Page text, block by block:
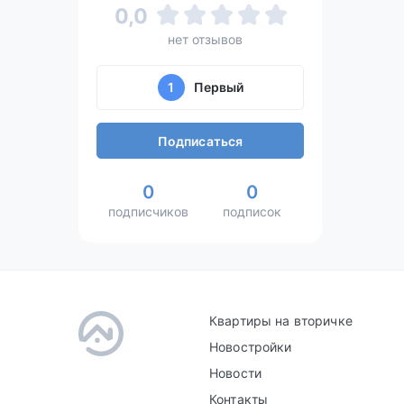
0,0
нет отзывов
1 Первый
Подписаться
0
подписчиков
0
подписок
Квартиры на вторичке
Новостройки
Новости
Контакты